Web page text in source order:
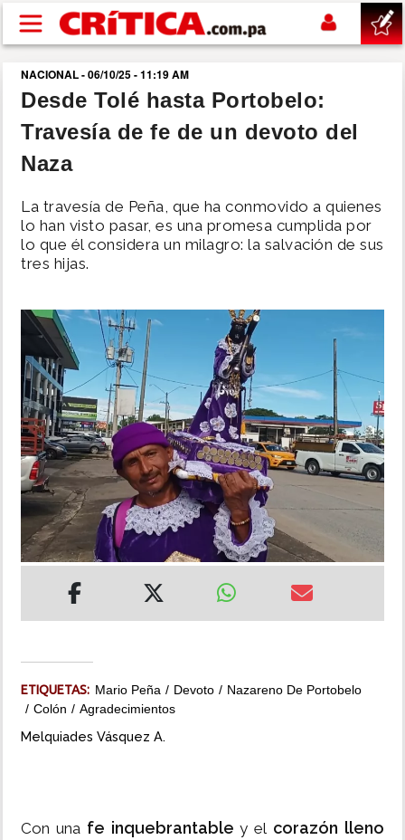
Pasar al contenido principal
buscar
SUCESOS
POLÍTICA
DEPORTES
MUNDO
INSÓLITAS
MULTIMEDIA
IMPRESO
NACIONAL - 06/10/25 - 11:19 AM
Desde Tolé hasta Portobelo:
Travesía de fe de un devoto del
Naza
La travesía de Peña, que ha conmovido a quienes
lo han visto pasar, es una promesa cumplida por
lo que él considera un milagro: la salvación de sus
tres hijas.
ETIQUETAS: Mario Peña Devoto
Nazareno De Portobelo
Colón
Agradecimientos
Melquiades Vásquez A.
Con unafe inquebrantabley el corazón lleno